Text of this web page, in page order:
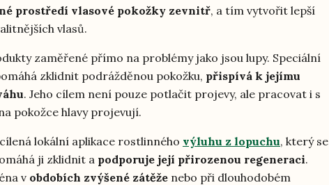
prostředí vlasové pokožky zevnitř, a tím vytvořit lepší
vlasů.
zaměřené přímo na problémy jako jsou lupy. Speciální
zklidnit podrážděnou pokožku, přispívá k jejímu
. Jeho cílem není pouze potlačit projevy, ale pracovat i s
pokožce hlavy projevují.
lokální aplikace rostlinného výluhu z lopuchu, který se
ji zklidnit a podporuje její přirozenou regeneraci.
v obdobích zvýšené zátěže nebo při dlouhodobém